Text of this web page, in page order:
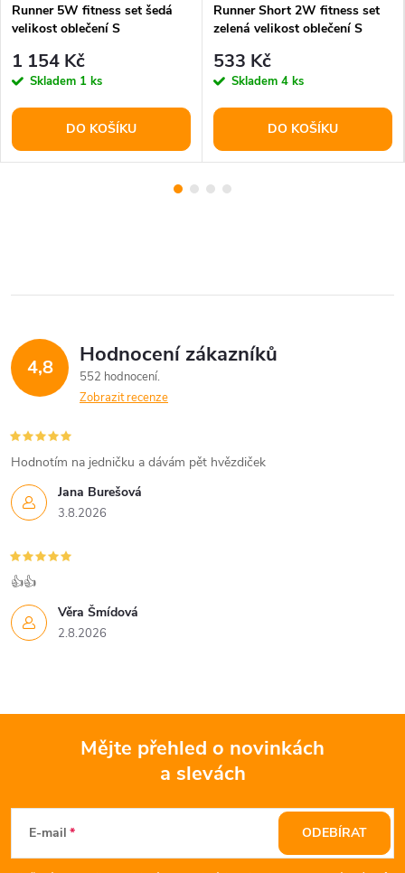
Runner 5W fitness set šedá
velikost oblečení S
1 154 Kč
Skladem 1 ks
DO KOŠÍKU
Runner Short 2W fitness set
zelená velikost oblečení S
533 Kč
Skladem 4 ks
DO KOŠÍKU
4,8 Hodnocení zákazníků
552 hodnocení
Zobrazit recenze
Jana Burešová
3.8.2026
Hodnotím na jedničku a dávám pět hvězdiček
Věra Šmídová
2.8.2026
👍👍
Mějte přehled o novinkách
a slevách
E-mail ODEBÍRAT